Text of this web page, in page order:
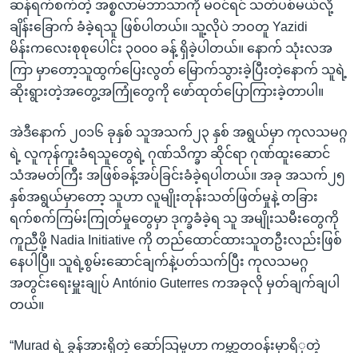
ဆန်ရက်စက်တဲ့ အစ္စလာမ်ဘာသာကို မဝင်ရင် သတ်ပစ်မယ်လို့
ချိန်းခြောက် ခံခဲ့ရသူ ဖြစ်ပါတယ်။ သူ့လိုပဲ ဘဝတူ Yazidi
မိန်းကလေးစုစုပေါင်း ၃၀၀၀ ခန့် ရှိခဲ့ပါတယ်။ နောက် သုံးလအ
ကြာ မှာတော့သူထွက်ပြေးလွတ် မြောက်သွားခဲ့ပြီးတဲ့နောက် သူရဲ့
ဆိုးရွားတဲ့အတွေ့အကြုံတွေကို ဖော်ထုတ်ပြောကြားခဲ့တာပါ။
အဲဒီနောက် ၂၀၁၆ ခုနှစ် သူအသက်၂၃ နှစ် အရွယ်မှာ ကုလသမဂ္ဂ
ရဲ့ လူကုန်ကူးခံရသူတွေရဲ့ ဂုဏ်သိက္ခာ ဆိုင်ရာ ဂုဏ်ထူးဆောင်
သံအမတ်ကြီး အဖြစ်ခန့်အပ်ခြင်းခံခဲ့ရပါတယ်။ အခု အသက်၂၅
နှစ်အရွယ်မှာတော့ သူဟာ လူမျိုးတုန်းသတ်ဖြတ်မှုနဲ့ တခြား
ရက်စက်ကြမ်းကြုတ်မှုတွေမှာ ဒုက္ခခံခဲ့ရ သူ အမျိုးသမီးတွေကို
ကူညီဖို့ Nadia Initiative ကို တည်ထောင်ထားသူတဦးလည်းဖြစ်
နေပါပြီ။ သူရဲ့စွမ်းဆောင်ချက်နဲ့ပတ်သက်ပြီး ကုလသမဂ္ဂ
အတွင်းရေးမှူးချုပ် António Guterres ကအခုလို မှတ်ချက်ချပါ
တယ်။
“Murad ရဲ့ ခွန်အားရှိတဲ့ ဆော်သြမူဟာ ကမ္ဘာ့တဝန်းမှာရိှတဲ့